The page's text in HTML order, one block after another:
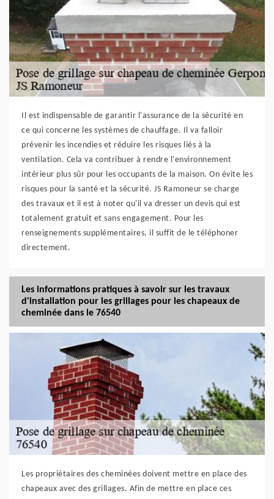
Il est indispensable de garantir l'assurance de la sécurité en
ce qui concerne les systèmes de chauffage. Il va falloir
prévenir les incendies et réduire les risques liés à la
ventilation. Cela va contribuer à rendre l'environnement
intérieur plus sûr pour les occupants de la maison. On évite les
risques pour la santé et la sécurité. JS Ramoneur se charge
des travaux et il est à noter qu'il va dresser un devis qui est
totalement gratuit et sans engagement. Pour les
renseignements supplémentaires, il suffit de le téléphoner
directement.
Les informations pratiques à savoir sur les travaux
d'installation pour les grillages pour les chapeaux de
cheminée dans le 76540
Les propriétaires des cheminées doivent mettre en place des
chapeaux avec des grillages. Afin de mettre en place ces